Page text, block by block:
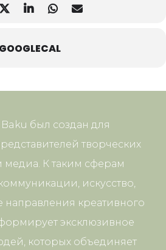
GOOGLECAL
был создан для
творческих
медиа. К таким сферам
искусство,
направления креативного
эксклюзивное
которых объединяет